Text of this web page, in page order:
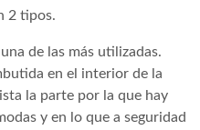
2 tipos.
de las más utilizadas.
en el interior de la
la parte por la que hay
y en lo que a seguridad